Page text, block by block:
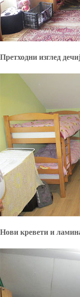
Претходни изглед
Нови кревети и